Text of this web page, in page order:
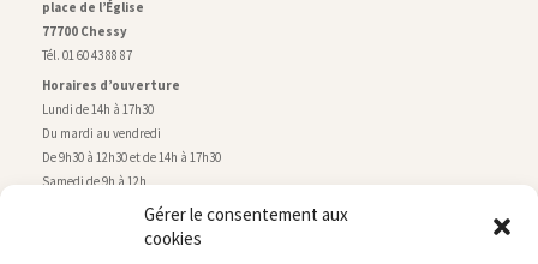
Gérer le consentement aux
cookies
place de l’Église
77700 Chessy
Tél. 01 60 43 88 87
Horaires d’ouverture
Lundi de 14h à 17h30
Du mardi au vendredi
De 9h30 à 12h30 et de 14h à 17h30
Samedi de 9h à 12h
Service technique